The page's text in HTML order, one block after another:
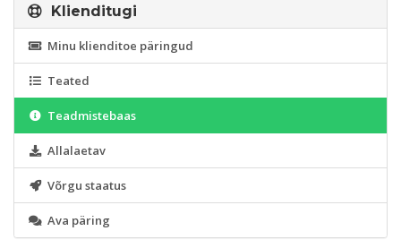
Klienditugi
Minu klienditoe päringud
Teated
Teadmistebaas
Allalaetav
Võrgu staatus
Ava päring